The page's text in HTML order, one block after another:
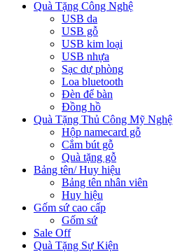
Quà Tặng Công Nghệ
USB da
USB gỗ
USB kim loại
USB nhựa
Sạc dự phòng
Loa bluetooth
Đèn để bàn
Đồng hồ
Quà Tặng Thủ Công Mỹ Nghệ
Hộp namecard gỗ
Cắm bút gỗ
Quà tặng gỗ
Bảng tên/ Huy hiệu
Bảng tên nhân viên
Huy hiệu
Gốm sứ cao cấp
Gốm sứ
Sale Off
Quà Tặng Sự Kiện